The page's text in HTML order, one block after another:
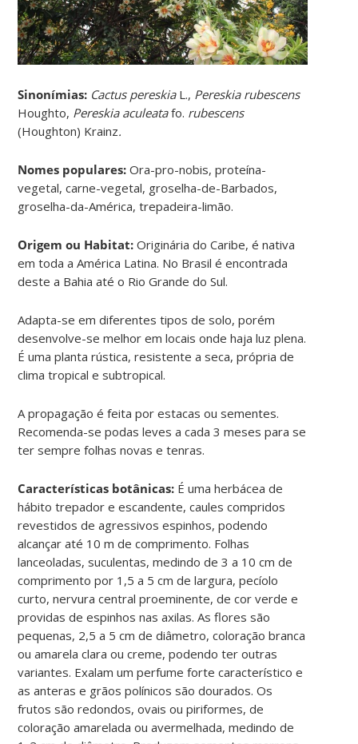
Sinonímias: Cactus pereskiaL., Pereskia rubescens
Houghto, Pereskia aculeatafo. rubescens
(Houghton) Krainz.
Nomes populares:Ora-pro-nobis, proteína-
vegetal, carne-vegetal, groselha-de-Barbados,
groselha-da-América, trepadeira-limão.
Origem ou Habitat:Originária do Caribe, é nativa
em toda a América Latina. No Brasil é encontrada
deste a Bahia até o Rio Grande do Sul.
Adapta-se em diferentes tipos de solo, porém
desenvolve-se melhor em locais onde haja luz plena.
É uma planta rústica, resistente a seca, própria de
clima tropical e subtropical.
A propagação é feita por estacas ou sementes.
Recomenda-se podas leves a cada 3 meses para se
ter sempre folhas novas e tenras.
Características botânicas: É uma herbácea de
hábito trepador e escandente, caules compridos
revestidos de agressivos espinhos, podendo
alcançar até 10 m de comprimento. Folhas
lanceoladas, suculentas, medindo de 3 a 10 cm de
comprimento por 1,5 a 5 cm de largura, pecíolo
curto, nervura central proeminente, de cor verde e
providas de espinhos nas axilas. As flores são
pequenas, 2,5 a 5 cm de diâmetro, coloração branca
ou amarela clara ou creme, podendo ter outras
variantes. Exalam um perfume forte característico e
as anteras e grãos polínicos são dourados. Os
frutos são redondos, ovais ou piriformes, de
coloração amarelada ou avermelhada, medindo de